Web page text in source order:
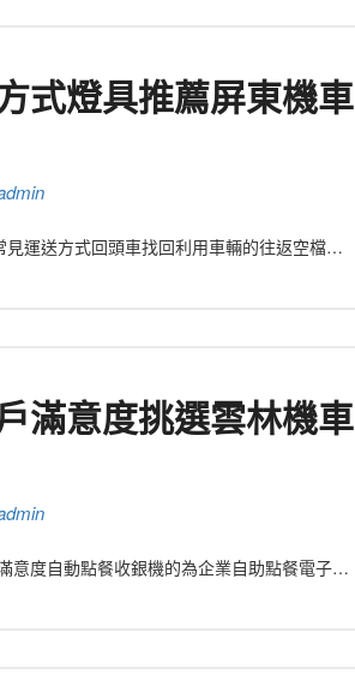
式燈具推薦屏東機車
運送方式回頭車找回利用車輛的往返空檔…
滿意度挑選雲林機車
意度自動點餐收銀機的為企業自助點餐電子…